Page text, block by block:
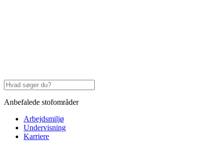
Anbefalede stofområder
Arbejdsmiljø
Undervisning
Karriere